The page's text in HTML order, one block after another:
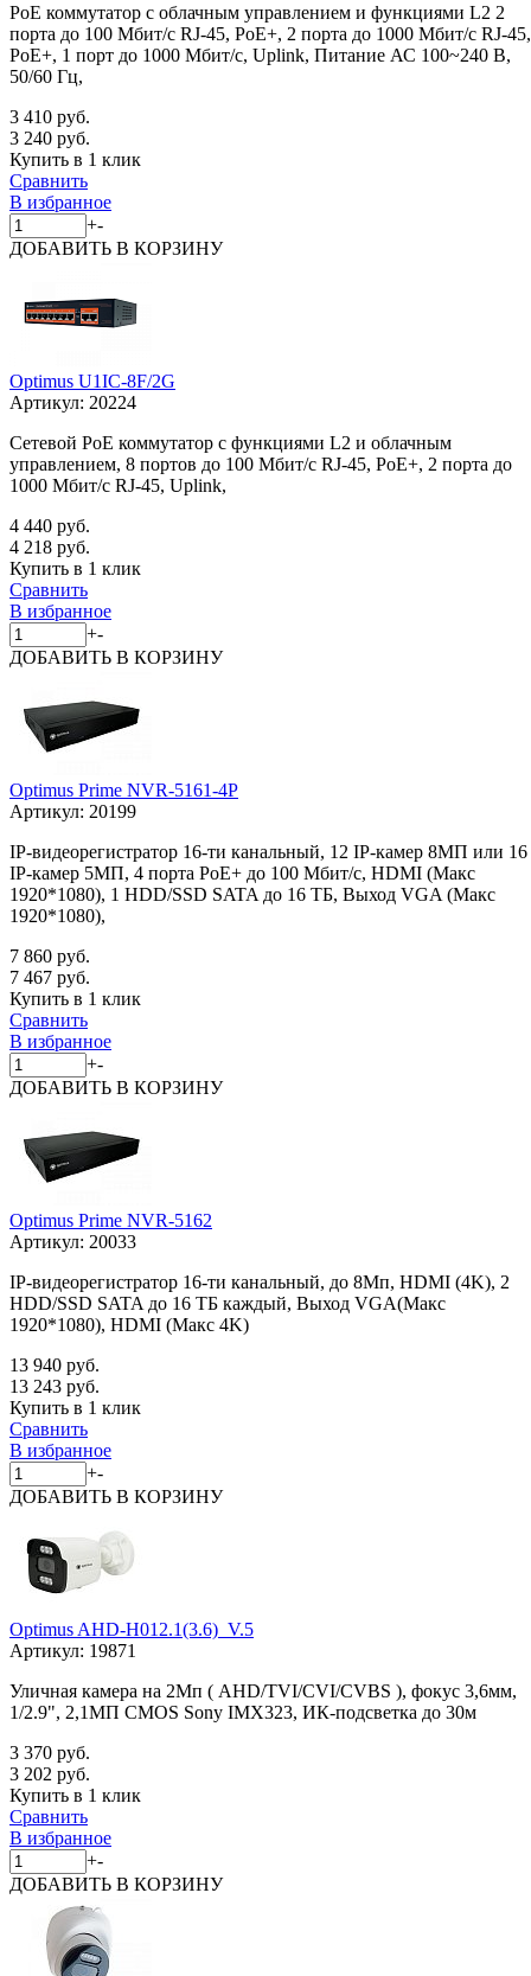
PoE коммутатор с облачным управлением и функциями L2 2
порта до 100 Мбит/с RJ-45, PoE+, 2 порта до 1000 Мбит/с RJ-45,
PoE+, 1 порт до 1000 Мбит/с, Uplink, Питание АС 100~240 В,
50/60 Гц,
3 410 руб.
3 240 руб.
Купить в 1 клик
Сравнить
В избранное
+-
ДОБАВИТЬ В КОРЗИНУ
Optimus U1IC-8F/2G
Артикул: 20224
Сетевой PoE коммутатор с функциями L2 и облачным
управлением, 8 портов до 100 Мбит/с RJ-45, PoE+, 2 порта до
1000 Мбит/с RJ-45, Uplink,
4 440 руб.
4 218 руб.
Купить в 1 клик
Сравнить
В избранное
+-
ДОБАВИТЬ В КОРЗИНУ
Optimus Prime NVR-5161-4P
Артикул: 20199
IP-видеорегистратор 16-ти канальный, 12 IP-камер 8МП или 16
IP-камер 5МП, 4 порта PoE+ до 100 Мбит/с, HDMI (Макс
1920*1080), 1 HDD/SSD SATA до 16 ТБ, Выход VGA (Макс
1920*1080),
7 860 руб.
7 467 руб.
Купить в 1 клик
Сравнить
В избранное
+-
ДОБАВИТЬ В КОРЗИНУ
Optimus Prime NVR-5162
Артикул: 20033
IP-видеорегистратор 16-ти канальный, до 8Мп, HDMI (4K), 2
HDD/SSD SATA до 16 ТБ каждый, Выход VGA(Макс
1920*1080), HDMI (Макс 4K)
13 940 руб.
13 243 руб.
Купить в 1 клик
Сравнить
В избранное
+-
ДОБАВИТЬ В КОРЗИНУ
Optimus AHD-H012.1(3.6)_V.5
Артикул: 19871
Уличная камера на 2Мп ( AHD/TVI/CVI/CVBS ), фокус 3,6мм,
1/2.9", 2,1МП CMOS Sony IMX323, ИК-подсветка до 30м
3 370 руб.
3 202 руб.
Купить в 1 клик
Сравнить
В избранное
+-
ДОБАВИТЬ В КОРЗИНУ